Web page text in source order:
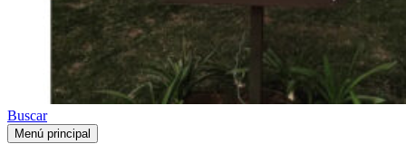
Buscar
Menú principal